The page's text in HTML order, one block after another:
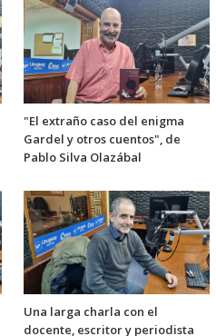
"El extraño caso del enigma
Gardel y otros cuentos", de
Pablo Silva Olazábal
Una larga charla con el
docente, escritor y periodista